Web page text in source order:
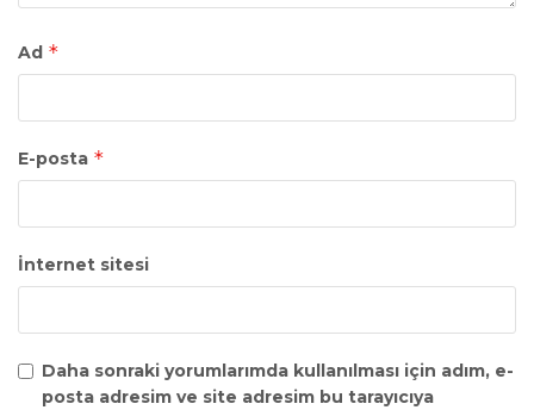
Ad *
E-posta *
İnternet sitesi
Daha sonraki yorumlarımda kullanılması için adım, e-
posta adresim ve site adresim bu tarayıcıya